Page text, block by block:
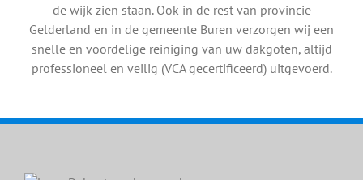
de wijk zien staan. Ook in de rest van provincie
Gelderland en in de gemeente Buren verzorgen wij een
snelle en voordelige reiniging van uw dakgoten, altijd
professioneel en veilig (VCA gecertificeerd) uitgevoerd.